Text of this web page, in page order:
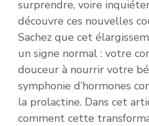
surprendre, voire
découvre ces nouvelles
Sachez que cet
un signe normal : votre
douceur à nourrir votre
symphonie d’hormones
la prolactine. Dans cet
comment cette